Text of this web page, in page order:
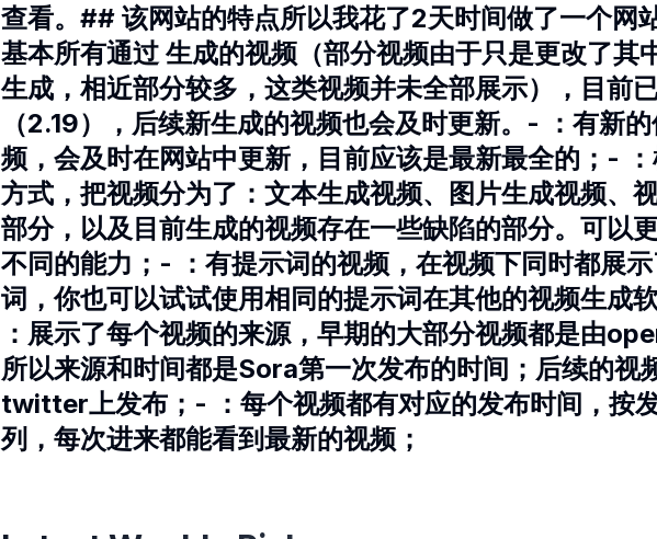
查看。## 该网站的特点所以我花了2天时间做了一个网
基本所有通过 生成的视频（部分视频由于只是更改了其
生成，相近部分较多，这类视频并未全部展示），目前
（2.19），后续新生成的视频也会及时更新。- ：有新
频，会及时在网站中更新，目前应该是最新最全的；-
方式，把视频分为了：文本生成视频、图片生成视频、
部分，以及目前生成的视频存在一些缺陷的部分。可以
不同的能力；- ：有提示词的视频，在视频下同时都展
词，你也可以试试使用相同的提示词在其他的视频生成
：展示了每个视频的来源，早期的大部分视频都是由
所以来源和时间都是Sora第一次发布的时间；后续的视
twitter上发布；- ：每个视频都有对应的发布时间，按
列，每次进来都能看到最新的视频；